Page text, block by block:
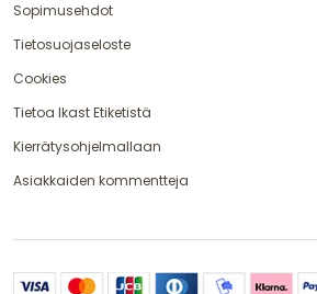
Sopimusehdot
Tietosuojaseloste
Cookies
Tietoa Ikast Etiketistä
Kierrätysohjelmallaan
Asiakkaiden kommentteja